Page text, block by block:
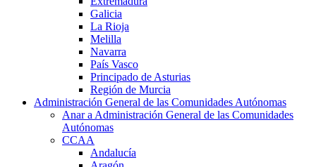
Galicia
La Rioja
Melilla
Navarra
País Vasco
Principado de Asturias
Región de Murcia
Administración General de las Comunidades Autónomas
Anar a Administración General de las Comunidades
Autónomas
CCAA
Andalucía